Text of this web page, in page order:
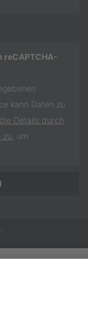
reCAPTCHA-
kann Daten zu
Details durch
zu , um